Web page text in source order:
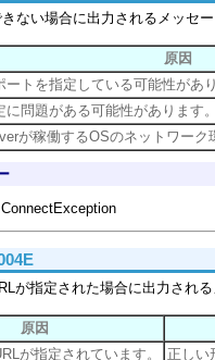
ない場合に出力されるメッセー
原因
トを指定している可能性があり
に問題がある可能性があります。
が稼働するOSのネットワーク
が指定された場合に出力される
原因
が指定されています。
正しい